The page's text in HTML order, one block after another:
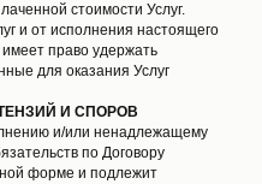
стоимости Услуг.
и от исполнения настоящего
право удержать
для оказания Услуг
И СПОРОВ
и/или ненадлежащему
по Договору
форме и подлежит